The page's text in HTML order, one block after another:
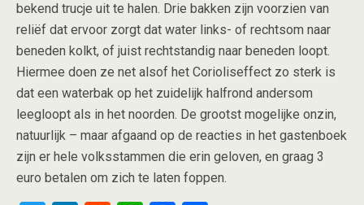
bekend trucje uit te halen. Drie bakken zijn voorzien van
reliëf dat ervoor zorgt dat water links- of rechtsom naar
beneden kolkt, of juist rechtstandig naar beneden loopt.
Hiermee doen ze net alsof het Corioliseffect zo sterk is
dat een waterbak op het zuidelijk halfrond andersom
leegloopt als in het noorden. De grootst mogelijke onzin,
natuurlijk – maar afgaand op de reacties in het gastenboek
zijn er hele volksstammen die erin geloven, en graag 3
euro betalen om zich te laten foppen.